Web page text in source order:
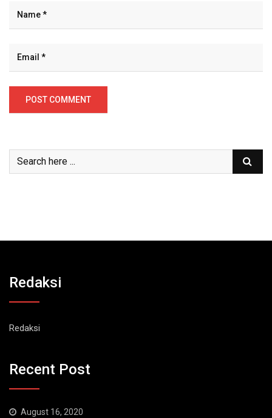
Redaksi
Redaksi
Recent Post
August 16, 2020